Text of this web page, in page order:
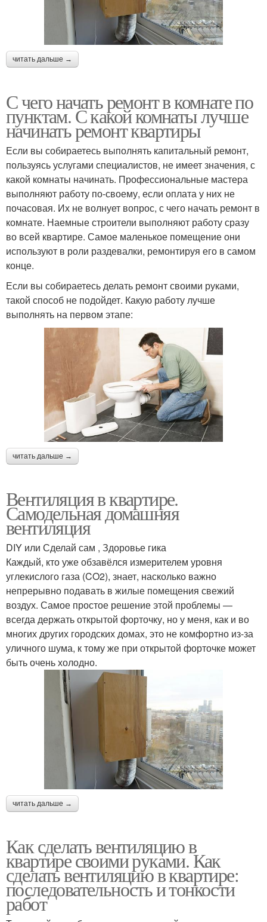
читать дальше →
С чего начать ремонт в комнате по
пунктам. С какой комнаты лучше
начинать ремонт квартиры
Если вы собираетесь выполнять капитальный ремонт,
пользуясь услугами специалистов, не имеет значения, с
какой комнаты начинать. Профессиональные мастера
выполняют работу по-своему, если оплата у них не
почасовая. Их не волнует вопрос, с чего начать ремонт в
комнате. Наемные строители выполняют работу сразу
во всей квартире. Самое маленькое помещение они
используют в роли раздевалки, ремонтируя его в самом
конце.
Если вы собираетесь делать ремонт своими руками,
такой способ не подойдет. Какую работу лучше
выполнять на первом этапе:
читать дальше →
Вентиляция в квартире.
Самодельная домашняя
вентиляция
DIY или Сделай сам , Здоровье гика
Каждый, кто уже обзавёлся измерителем уровня
углекислого газа (CO2), знает, насколько важно
непрерывно подавать в жилые помещения свежий
воздух. Самое простое решение этой проблемы —
всегда держать открытой форточку, но у меня, как и во
многих других городских домах, это не комфортно из-за
уличного шума, к тому же при открытой форточке может
быть очень холодно.
читать дальше →
Как сделать вентиляцию в
квартире своими руками. Как
сделать вентиляцию в квартире:
последовательность и тонкости
работ